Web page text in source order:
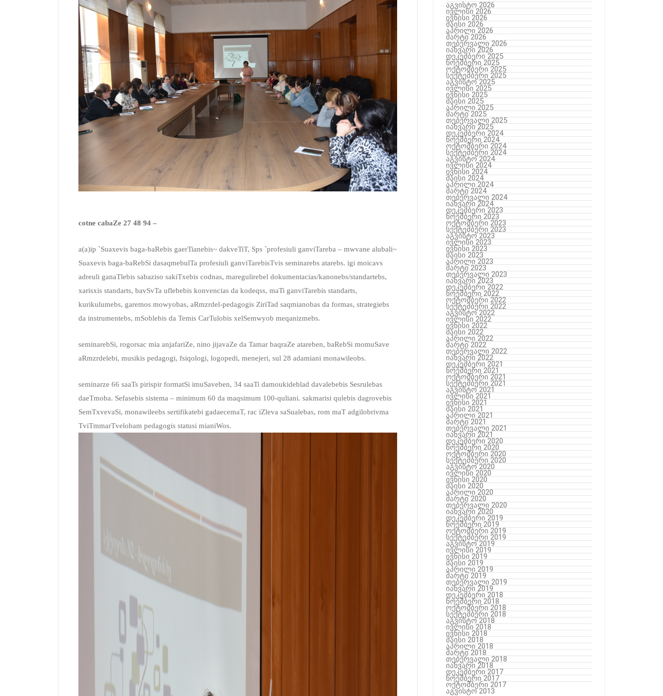
cotne cabaZe 27 48 94 –
a(a)ip `Suaxevis baga-baRebis gaerTianebis~ dakveTiT, Sps `profesiuli ganviTareba – mwvane alubali~
Suaxevis baga-baRebSi dasaqmebulTa profesiuli ganviTarebisTvis seminarebs atarebs. igi moicavs
adreuli ganaTlebis sabaziso sakiTxebis codnas, maregulirebel dokumentacias/kanonebs/standartebs,
xarisxis standarts, bavSvTa uflebebis konvencias da kodeqss, maTi ganviTarebis standarts,
kurikulumebs, garemos mowyobas, aRmzrdel-pedagogis ZiriTad saqmianobas da formas, strategiebs
da instrumentebs, mSoblebis da Temis CarTulobis xelSemwyob meqanizmebs.
seminarebSi, rogorsac mia anjafariZe, nino jijavaZe da Tamar baqraZe atareben, baRebSi momuSave
aRmzrdelebi, musikis pedagogi, fsiqologi, logopedi, menejeri, sul 28 adamiani monawileobs.
seminarze 66 saaTs pirispir formatSi imuSaveben, 34 saaTi damoukideblad davalebebis Sesrulebas
daeTmoba. Sefasebis sistema – minimum 60 da maqsimum 100-quliani. sakmarisi qulebis dagrovebis
SemTxvevaSi, monawileebs sertifikatebi gadaecemaT, rac iZleva saSualebas, rom maT adgilobrivma
TviTmmarTvelobam pedagogis statusi mianiWos.
აგვისტო 2026
ივლისი 2026
ივნისი 2026
მაისი 2026
აპრილი 2026
მარტი 2026
თებერვალი 2026
იანვარი 2026
დეკემბერი 2025
ნოემბერი 2025
ოქტომბერი 2025
სექტემბერი 2025
აგვისტო 2025
ივლისი 2025
ივნისი 2025
მაისი 2025
აპრილი 2025
მარტი 2025
თებერვალი 2025
იანვარი 2025
დეკემბერი 2024
ნოემბერი 2024
ოქტომბერი 2024
სექტემბერი 2024
აგვისტო 2024
ივლისი 2024
ივნისი 2024
მაისი 2024
აპრილი 2024
მარტი 2024
თებერვალი 2024
იანვარი 2024
დეკემბერი 2023
ნოემბერი 2023
ოქტომბერი 2023
სექტემბერი 2023
აგვისტო 2023
ივლისი 2023
ივნისი 2023
მაისი 2023
აპრილი 2023
მარტი 2023
თებერვალი 2023
იანვარი 2023
დეკემბერი 2022
ნოემბერი 2022
ოქტომბერი 2022
სექტემბერი 2022
აგვისტო 2022
ივლისი 2022
ივნისი 2022
მაისი 2022
აპრილი 2022
მარტი 2022
თებერვალი 2022
იანვარი 2022
დეკემბერი 2021
ნოემბერი 2021
ოქტომბერი 2021
სექტემბერი 2021
აგვისტო 2021
ივლისი 2021
ივნისი 2021
მაისი 2021
აპრილი 2021
მარტი 2021
თებერვალი 2021
იანვარი 2021
დეკემბერი 2020
ნოემბერი 2020
ოქტომბერი 2020
სექტემბერი 2020
აგვისტო 2020
ივლისი 2020
ივნისი 2020
მაისი 2020
აპრილი 2020
მარტი 2020
თებერვალი 2020
იანვარი 2020
დეკემბერი 2019
ნოემბერი 2019
ოქტომბერი 2019
სექტემბერი 2019
აგვისტო 2019
ივლისი 2019
ივნისი 2019
მაისი 2019
აპრილი 2019
მარტი 2019
თებერვალი 2019
იანვარი 2019
დეკემბერი 2018
ნოემბერი 2018
ოქტომბერი 2018
სექტემბერი 2018
აგვისტო 2018
ივლისი 2018
ივნისი 2018
მაისი 2018
აპრილი 2018
მარტი 2018
თებერვალი 2018
იანვარი 2018
დეკემბერი 2017
ნოემბერი 2017
ოქტომბერი 2017
აგვისტო 2013